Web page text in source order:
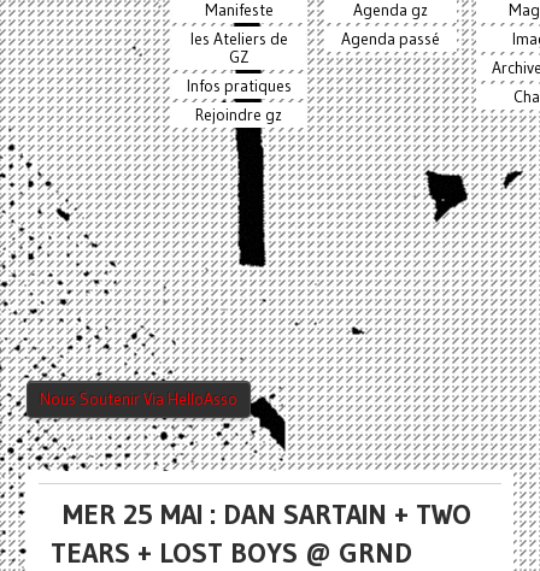
Manifeste
les Ateliers de
GZ
Infos pratiques
Rejoindre gz
Agenda gz
Agenda passé
Nous Soutenir Via HelloAsso
MER 25 MAI : DAN SARTAIN + TWO
TEARS + LOST BOYS @ GRND